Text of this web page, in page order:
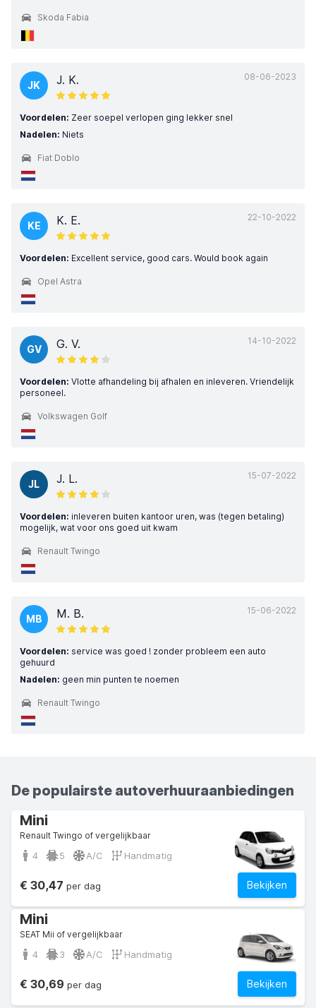
Skoda Fabia
08-06-2023
JK J. K.
Voordelen: Zeer soepel verlopen ging lekker snel
Nadelen: Niets
Fiat Doblo
22-10-2022
KE K. E.
Voordelen: Excellent service, good cars. Would book again
Opel Astra
14-10-2022
GV G. V.
Voordelen: Vlotte afhandeling bij afhalen en inleveren. Vriendelijk
personeel.
Volkswagen Golf
15-07-2022
JL J. L.
Voordelen: inleveren buiten kantoor uren, was (tegen betaling)
mogelijk, wat voor ons goed uit kwam
Renault Twingo
15-06-2022
MB M. B.
Voordelen: service was goed ! zonder probleem een auto
gehuurd
Nadelen: geen min punten te noemen
Renault Twingo
De populairste autoverhuuraanbiedingen
Mini
Renault Twingo of vergelijkbaar
4 5 A/C Handmatig
Bekijken
€ 30,47 per dag
Mini
SEAT Mii of vergelijkbaar
4 3 A/C Handmatig
Bekijken
€ 30,69 per dag